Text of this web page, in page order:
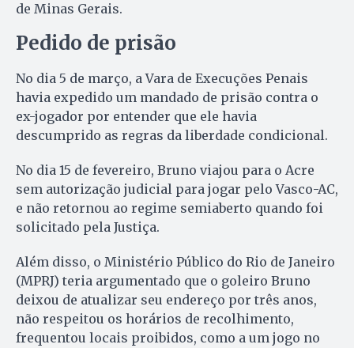
de Minas Gerais.
Pedido de prisão
No dia 5 de março, a Vara de Execuções Penais
havia expedido um mandado de prisão contra o
ex-jogador por entender que ele havia
descumprido as regras da liberdade condicional.
No dia 15 de fevereiro, Bruno viajou para o Acre
sem autorização judicial para jogar pelo Vasco-AC,
e não retornou ao regime semiaberto quando foi
solicitado pela Justiça.
Além disso, o Ministério Público do Rio de Janeiro
(MPRJ) teria argumentado que o goleiro Bruno
deixou de atualizar seu endereço por três anos,
não respeitou os horários de recolhimento,
frequentou locais proibidos, como a um jogo no